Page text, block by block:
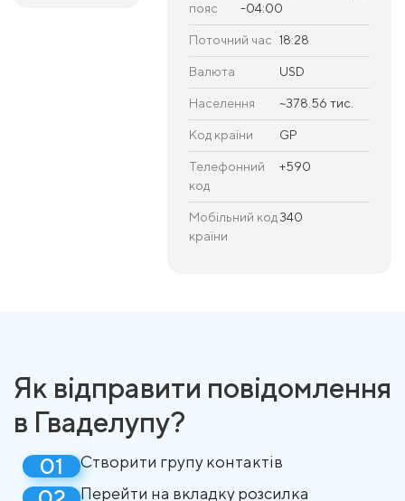
пояс
-04:00
Поточний час 18:28
Валюта USD
Населення ~378.56 тис.
Код країни GP
Телефонний
код
+590
Мобільний код
країни
340
Як відправити повідомлення
в Гваделупу?
Створити групу контактів
Перейти на вкладку розсилка